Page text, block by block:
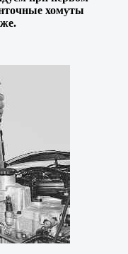
хомуты